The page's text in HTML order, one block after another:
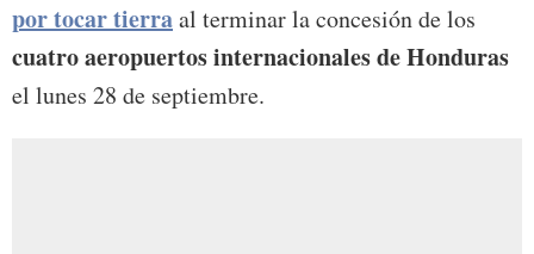
por tocar tierraal terminar la concesión de los
cuatro aeropuertos internacionales de Honduras
el lunes 28 de septiembre.